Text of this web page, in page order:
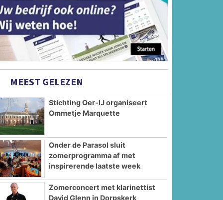
MEEST GELEZEN
Stichting Oer-IJ organiseert
Ommetje Marquette
Onder de Parasol sluit
zomerprogramma af met
inspirerende laatste week
Zomerconcert met klarinettist
David Glenn in Dorpskerk